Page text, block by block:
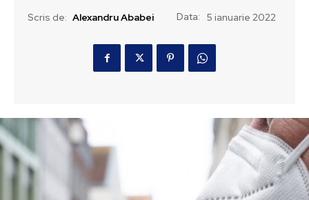
Scris de: Alexandru Ababei Data: 5 ianuarie 2022